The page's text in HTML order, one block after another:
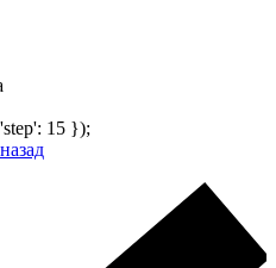
15 });